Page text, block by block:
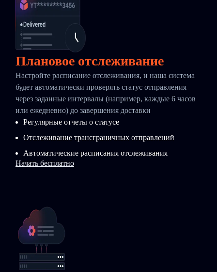
Плановое отслеживание
Настройте расписание отслеживания, и наша система
будет автоматически проверять статус отправления
через заданные интервалы (например, каждые 6 часов
или ежедневно) до завершения доставки
Регулярные отчеты о статусе
Отслеживание трансграничных отправлений
Автоматические расписания отслеживания
Начать бесплатно